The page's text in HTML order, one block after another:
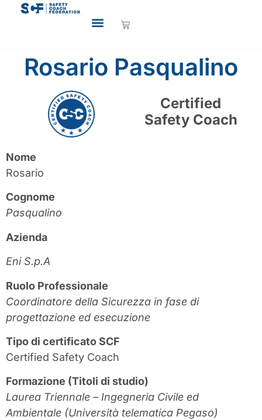
Rosario Pasqualino
Certified
Safety Coach
Nome
Rosario
Cognome
Pasqualino
Azienda
Eni S.p.A
Ruolo Professionale
Coordinatore della Sicurezza in fase di
progettazione ed esecuzione
Tipo di certificato SCF
Certified Safety Coach
Formazione (Titoli di studio)
Laurea Triennale – Ingegneria Civile ed
Ambientale (Università telematica Pegaso)